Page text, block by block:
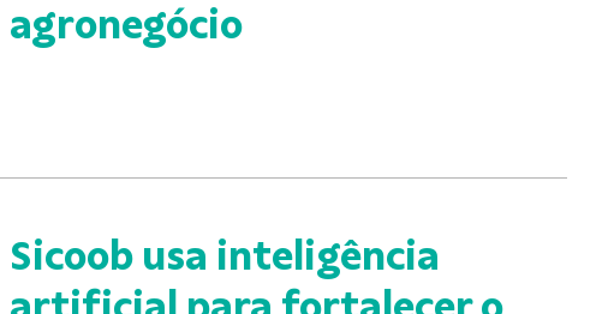
agronegócio
Sicoob usa inteligência